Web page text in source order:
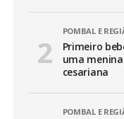
POMBAL E
Primeiro
uma
cesariana
POMBAL E